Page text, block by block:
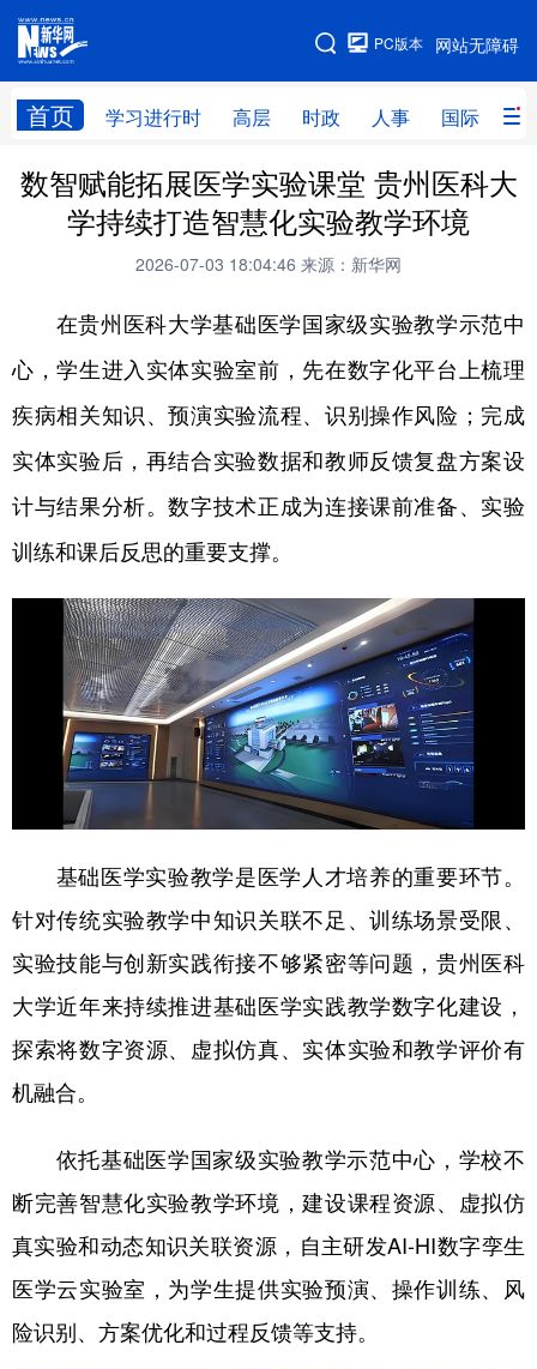
网站无障碍
PC版本
首页 学习进行时 高层 时政 人事 国际 财
网站地图
学习进行时 高层 时政 人事
国际 财经 网评 港澳
全球连线
科技 科创 量子 体育
文化 书画 健康 军事
访谈 视频 图片 政务
城市 旅游 能源 会展
彩票 娱乐 时尚 悦读
公益 一带一路 亚太网 上市公司
文化产业
地方频道
北京 天津 河北 山西
辽宁 吉林 上海 江苏
山东
陕西 甘肃 青海 宁夏
新疆 内蒙古 黑龙江
数智赋能拓展医学实验课堂 贵州医科大
学持续打造智慧化实验教学环境
2026-07-03 18:04:46 来源：新华网
在贵州医科大学基础医学国家级实验教学示范中
心，学生进入实体实验室前，先在数字化平台上梳理
疾病相关知识、预演实验流程、识别操作风险；完成
实体实验后，再结合实验数据和教师反馈复盘方案设
计与结果分析。数字技术正成为连接课前准备、实验
训练和课后反思的重要支撑。
基础医学实验教学是医学人才培养的重要环节。
针对传统实验教学中知识关联不足、训练场景受限、
实验技能与创新实践衔接不够紧密等问题，贵州医科
大学近年来持续推进基础医学实践教学数字化建设，
探索将数字资源、虚拟仿真、实体实验和教学评价有
机融合。
依托基础医学国家级实验教学示范中心，学校不
断完善智慧化实验教学环境，建设课程资源、虚拟仿
真实验和动态知识关联资源，自主研发AI-HI数字孪生
医学云实验室，为学生提供实验预演、操作训练、风
险识别、方案优化和过程反馈等支持。